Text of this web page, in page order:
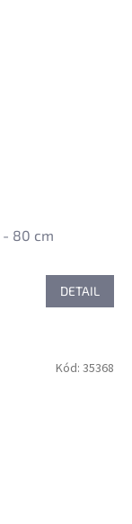
- 80 cm
DETAIL
Kód: 35368